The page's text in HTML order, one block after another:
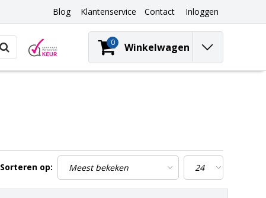
Blog Klantenservice Contact Inloggen
0 Winkelwagen
Sorteren op: